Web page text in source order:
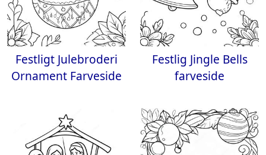
Festligt Julebroderi
Ornament Farveside
Festlig Jingle Bells
farveside